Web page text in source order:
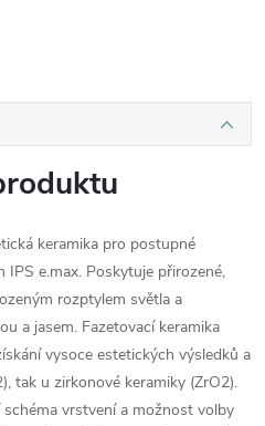
keramika pro postupné
e.max. Poskytuje přirozené,
rozptylem světla a
a jasem. Fazetovací keramika
vysoce estetických výsledků a
tak u zirkonové keramiky (ZrO2).
vrstvení a možnost volby